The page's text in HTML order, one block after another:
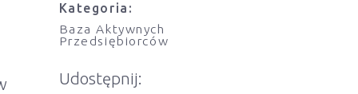
Kategoria:
Baza Aktywnych
Przedsiębiorców
Udostępnij: